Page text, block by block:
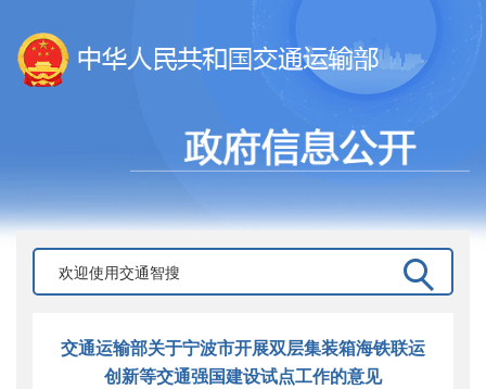
交通运输部关于宁波市开展双层集装箱海铁联运
创新等交通强国建设试点工作的意见